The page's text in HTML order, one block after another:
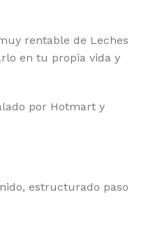
rentable de Leches
en tu propia vida y
por Hotmart y
estructurado paso